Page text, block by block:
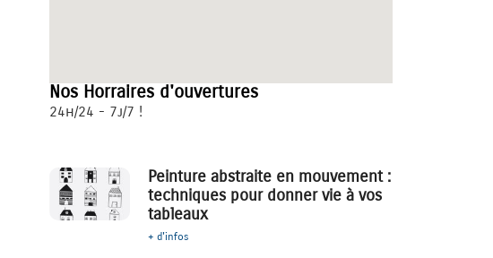
Nos Horraires d'ouvertures
24h/24 - 7j/7 !
Peinture abstraite en mouvement :
techniques pour donner vie à vos
tableaux
+ d'infos